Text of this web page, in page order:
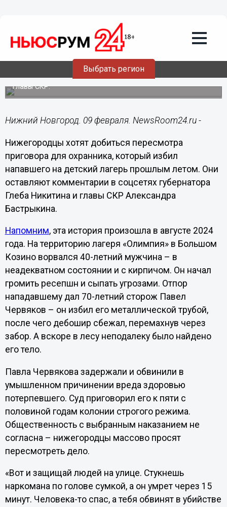
Выбрать регион
Нижегородцы хотят пересмотра
приговора для охранника,
защитившего детей
Они оставляют комментарии в соцсетях губернатора и
главы СКР.
Нижний Новгород. 09 февраля. NewsRoom24.ru -
Нижегородцы хотят добиться пересмотра
приговора для охранника, который избил
напавшего на детский лагерь прошлым летом. Они
оставляют комментарии в соцсетях губернатора
Глеба Никитина и главы СКР Александра
Бастрыкина.
Напомним, эта история произошла в августе 2024
года. На территорию лагеря «Олимпия» в Большом
Козино ворвался 40-летний мужчина – в
неадекватном состоянии и с кирпичом. Он начал
громить ресепшн и сыпать угрозами. Отпор
нападавшему дал 70-летний сторож Павел
Червяков – он избил его металлической трубой,
после чего дебошир сбежал, перемахнув через
забор. А вскоре в лесу неподалеку было найдено
его тело.
Павла Червякова задержали и обвинили в
умышленном причинении вреда здоровью
потерпевшего. Суд приговорил его к пяти с
половиной годам колонии строгого режима.
Общественность с выбранным наказанием не
согласна – нижегородцы массово просят
пересмотреть дело.
«Вот и защищай людей на улице. Стукнешь
наркомана по голове сумкой, а он умрет через 15
минут. Человека-то спас, а тебя обвинят в убийстве